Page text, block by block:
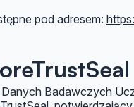
pod adresem:
Badawczych